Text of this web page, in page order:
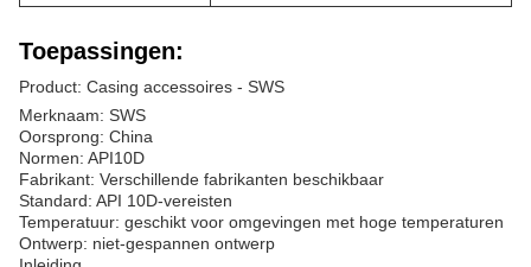
Toepassingen:
Product: Casing accessoires - SWS
Merknaam: SWS
Oorsprong: China
Normen: API10D
Fabrikant: Verschillende fabrikanten beschikbaar
Standard: API 10D-vereisten
Temperatuur: geschikt voor omgevingen met hoge temperaturen
Ontwerp: niet-gespannen ontwerp